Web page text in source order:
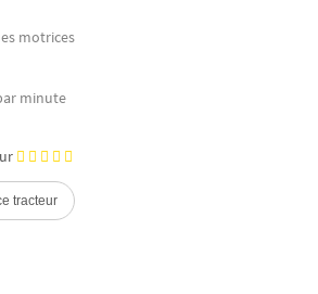
motrices
minute